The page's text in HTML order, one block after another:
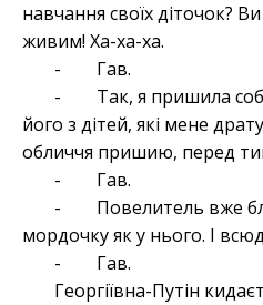
навчання своїх діточок?
живим! Ха-ха-ха.
- Гав.
- Так, я пришила собі
його з дітей, які мене
обличчя пришию, перед
- Гав.
- Повелитель вже
мордочку як у нього. І
- Гав.
Георгіївна-Путін